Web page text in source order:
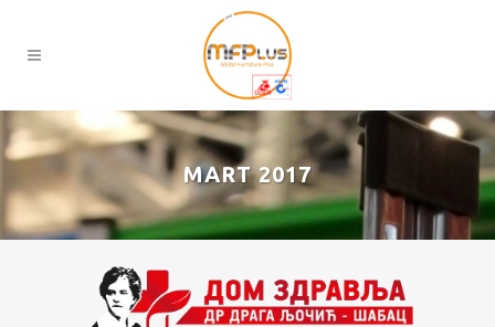
MART 2017